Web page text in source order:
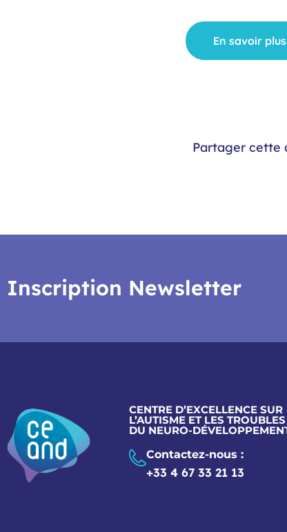
En savoir
Partager cette
Inscription Newsletter
CENTRE D’EXCELLENCE SUR
L’AUTISME ET LES TROUBLES
DU NEURO-
Contactez-nous :
+33 4 67 33 21 13